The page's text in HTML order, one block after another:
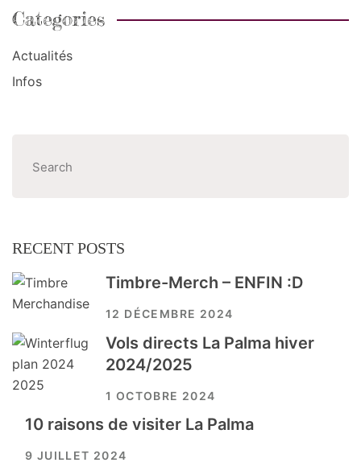
Categories
Actualités
Infos
RECENT POSTS
Timbre-Merch – ENFIN :D
12 DÉCEMBRE 2024
Vols directs La Palma hiver
2024/2025
1 OCTOBRE 2024
10 raisons de visiter La Palma
9 JUILLET 2024